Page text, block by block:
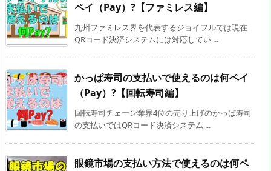
ペイ（Pay）?【ファミレス編】
九州ファミレス界を代表するジョイフルでは現在
QRコード決済システムには対応してい ...
かっぱ寿司の支払いで使えるのは何ペイ
（Pay）?【回転寿司編】
回転寿司チェーン業界4位の売り上げのかっぱ寿司
の支払いではQRコード決済システム ...
眼鏡市場の支払い方法で使えるのは何ペ